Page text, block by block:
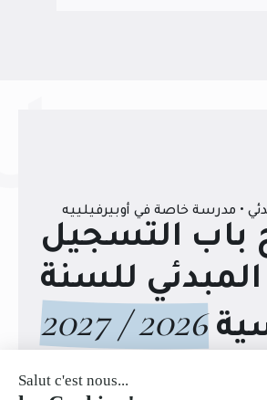
• مدرسة خاصة في أوبيرفيلييه
باب التسجيل
المبدئي للسنة
2026 / 2027
خارج التعاقد الواقعة في